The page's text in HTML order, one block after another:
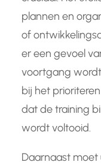
plannen en
of
er een gevoel
voortgang
bij het
dat de training
wordt voltooid.
Daarnaast moet